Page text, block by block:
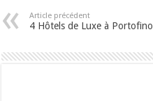
Article précédent
4 Hôtels de Luxe à Portofino